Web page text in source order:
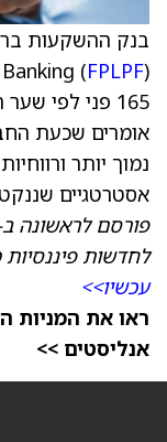
Banking (FPLPF
165 פני לפי שער הליש"ט (
אומרים שכעת
נמוך יותר
אסטרטגיים
פורסם לראשונה
לחדשות
עכשיו>>
ראו את המניות
אנליסטים >>